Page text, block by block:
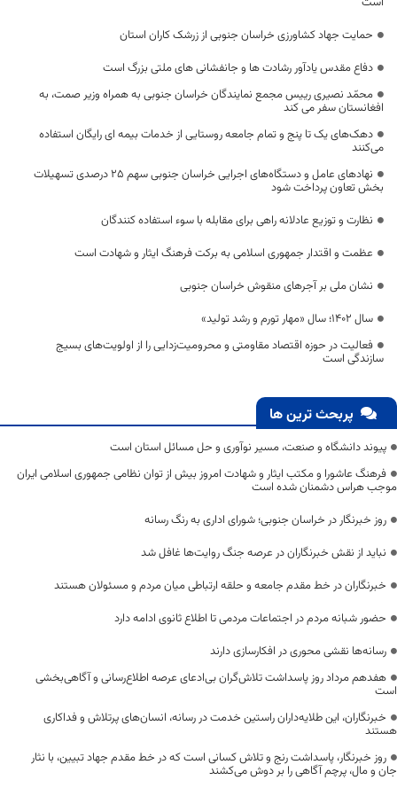
حمایت جهاد کشاورزی خراسان جنوبی از زرشک کاران استان
دفاع مقدس یادآور رشادت ها و جانفشانی های ملتی بزرگ است
محمّد نصيری رییس مجمع نمایندگان خراسان جنوبی به همراه وزیر صمت، به
افغانستان سفر می کند
دهک‌های یک تا پنج و تمام جامعه روستایی از خدمات بیمه ای رایگان استفاده
می‌کنند
نهادهای عامل و دستگاه‌های اجرایی خراسان جنوبی سهم ۲۵ درصدی تسهیلات
بخش تعاون پرداخت شود
نظارت و توزیع عادلانه راهی برای مقابله با سوء استفاده کنندگان
عظمت و اقتدار جمهوری اسلامی به برکت فرهنگ ایثار و شهادت است
نشان ملی بر آجر‌های منقوش خراسان جنوبی
سال ۱۴۰۲؛ سال «مهار تورم و رشد تولید»
فعالیت در حوزه اقتصاد مقاومتی و محرومیت‌زدایی را از اولویت‌های بسیج
سازندگی است
پربحث ترین ها
پیوند دانشگاه و صنعت، مسیر نوآوری و حل مسائل استان است
فرهنگ عاشورا و مکتب ایثار و شهادت امروز بیش از توان نظامی جمهوری اسلامی ایران
موجب هراس دشمنان شده است
روز خبرنگار در خراسان جنوبی؛ شورای اداری به رنگ رسانه
نباید از نقش خبرنگاران در عرصه جنگ روایت‌ها غافل شد
خبرنگاران در خط مقدم جامعه و حلقه ارتباطی میان مردم و مسئولان هستند
حضور شبانه مردم در اجتماعات مردمی تا اطلاع ثانوی ادامه دارد
رسانه‌ها نقشی محوری در افکارسازی دارند
هفدهم مرداد روز پاسداشت تلاش‌گران بی‌ادعای عرصه اطلاع‌رسانی و آگاهی‌بخشی
است
خبرنگاران، این طلایه‌داران راستین خدمت در رسانه، انسان‌های پرتلاش و فداکاری
هستند
روز خبرنگار، پاسداشت رنج و تلاش کسانی است که در خط مقدم جهاد تبیین، با نثار
جان و مال، پرچم آگاهی را بر دوش می‌کشند